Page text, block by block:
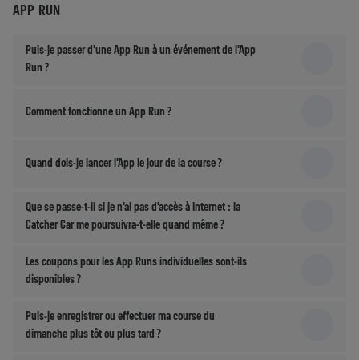
APP RUN
Puis-je passer d'une App Run à un événement de l'App
Run ?
Comment fonctionne un App Run ?
Quand dois-je lancer l'App le jour de la course ?
Que se passe-t-il si je n'ai pas d'accès à Internet : la
Catcher Car me poursuivra-t-elle quand même ?
Les coupons pour les App Runs individuelles sont-ils
disponibles ?
Puis-je enregistrer ou effectuer ma course du
dimanche plus tôt ou plus tard ?